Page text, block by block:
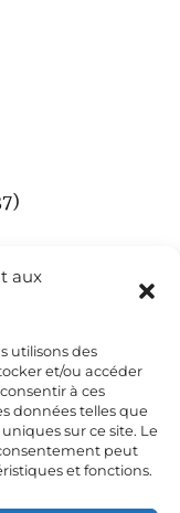
aux
utilisons des
et/ou accéder
à ces
données telles que
sur ce site. Le
peut
et fonctions.